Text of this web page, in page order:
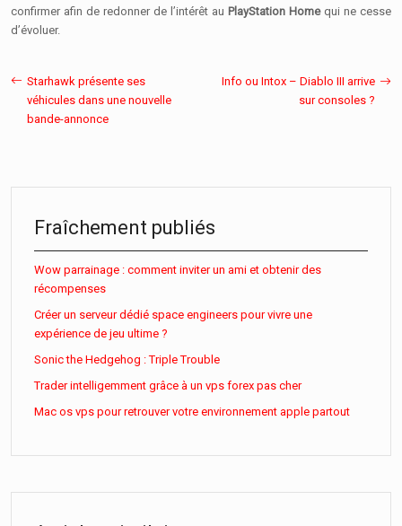
confirmer afin de redonner de l’intérêt au PlayStation Home qui ne cesse
d’évoluer.
Starhawk présente ses
véhicules dans une nouvelle
bande-annonce
Info ou Intox – Diablo III arrive
sur consoles ?
Fraîchement publiés
Wow parrainage : comment inviter un ami et obtenir des
récompenses
Créer un serveur dédié space engineers pour vivre une
expérience de jeu ultime ?
Sonic the Hedgehog : Triple Trouble
Trader intelligemment grâce à un vps forex pas cher
Mac os vps pour retrouver votre environnement apple partout